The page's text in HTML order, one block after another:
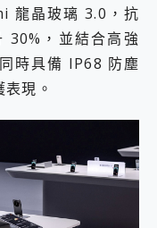
龍晶玻璃 3.0，抗
，並結合高強
時具備 IP68 防塵
現。